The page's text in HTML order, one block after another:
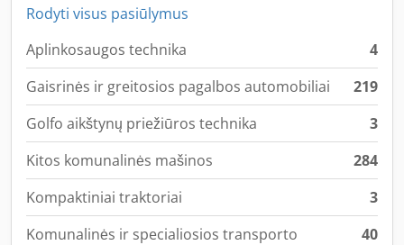
Rodyti visus pasiūlymus
Aplinkosaugos technika
4
Gaisrinės ir greitosios pagalbos automobiliai
219
Golfo aikštynų priežiūros technika
3
Kitos komunalinės mašinos
284
Kompaktiniai traktoriai
3
Komunalinės ir specialiosios transporto
40